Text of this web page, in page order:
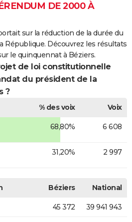
DE 2000 À
sur la réduction de la durée du
République. Découvrez les résultats
le quinquennat à Béziers.
de loi constitutionnelle
du président de la
?
% des voix
Voix
68,80% 6 608
31,20% 2 997
Béziers National
45 372 39 941 943